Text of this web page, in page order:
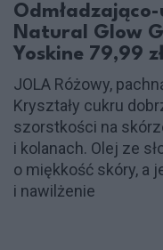
Natural Glow
Yoskine 79,99
JOLA Różowy,
Kryształy cukru
szorstkości na
i kolanach. Olej ze
o miękkość skóry, a
i nawilżenie